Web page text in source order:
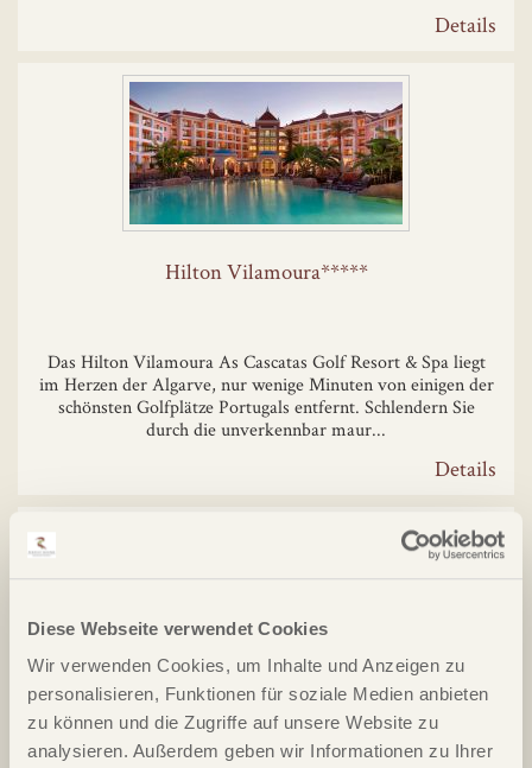
Diese Webseite verwendet Cookies
Wir verwenden Cookies, um Inhalte und Anzeigen zu
personalisieren, Funktionen für soziale Medien anbieten
zu können und die Zugriffe auf unsere Website zu
analysieren. Außerdem geben wir Informationen zu Ihrer
Details
Hilton Vilamoura*****
Das Hilton Vilamoura As Cascatas Golf Resort & Spa liegt
im Herzen der Algarve, nur wenige Minuten von einigen der
schönsten Golfplätze Portugals entfernt. Schlendern Sie
durch die unverkennbar maur...
Details
Pine Cliffs Luxury Collection Resort*****